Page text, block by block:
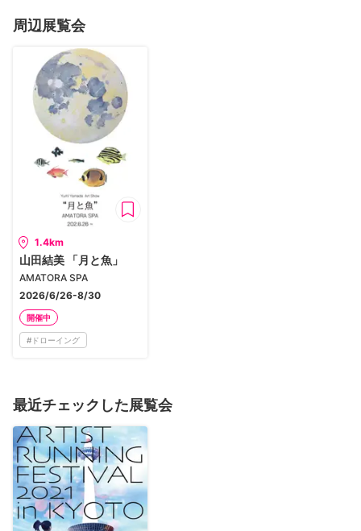
周辺展覧会
1.4km
山田結美 「月と魚」
AMATORA SPA
2026/6/26-8/30
開催中
# ドローイング
最近チェックした展覧会